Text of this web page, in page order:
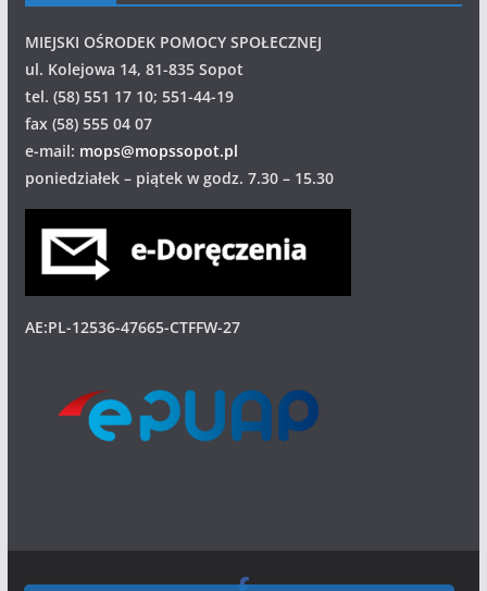
MIEJSKI OŚRODEK POMOCY SPOŁECZNEJ
ul. Kolejowa 14, 81-835 Sopot
tel. (58) 551 17 10; 551-44-19
fax (58) 555 04 07
e-mail: mops@mopssopot.pl
poniedziałek – piątek w godz. 7.30 – 15.30
AE:PL-12536-47665-CTFFW-27